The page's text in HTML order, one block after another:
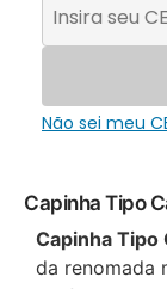
Capinha Tipo
Capinha Tipo
da renomada
Não sei meu